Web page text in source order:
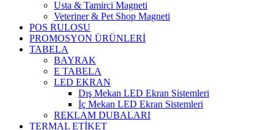
Usta & Tamirci Magneti
Veteriner & Pet Shop Magneti
POS RULOSU
PROMOSYON ÜRÜNLERİ
TABELA
BAYRAK
E TABELA
LED EKRAN
Dış Mekan LED Ekran Sistemleri
İç Mekan LED Ekran Sistemleri
REKLAM DUBALARI
TERMAL ETİKET